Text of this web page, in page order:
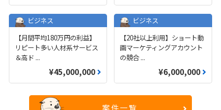
ビジネス
【月間平均180万円の利益】
リピート多い人材系サービス
＆高ド ...
¥45,000,000
ビジネス
【20社以上利用】ショート動
画マーケティングアカウント
の競合...
¥6,000,000
案件一覧